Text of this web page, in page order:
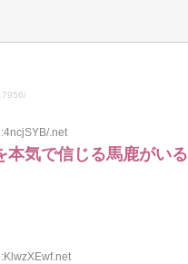
.net
本気で信じる馬鹿がいる